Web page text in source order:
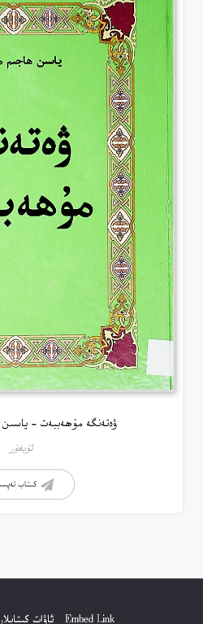
ۋەتەنگە مۇھەببەت –
ئۇيغۇر
كىتاب
Embed Link ئاۋات كىتابلار